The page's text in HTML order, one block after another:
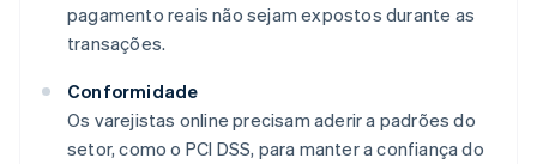
pagamento reais não sejam expostos durante as
transações.
Conformidade
Os varejistas online precisam aderir a padrões do
setor, como o PCI DSS, para manter a confiança do